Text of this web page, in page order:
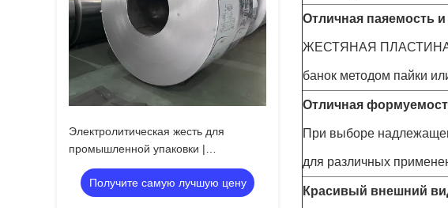
Электролитическая жесть для
промышленной упаковки |
Устойчивость к ржавчине
Получите самую лучшую цену
Отличная паяемость
ЖЕСТЯНАЯ ПЛАСТИНА
банок методом пайки
Отличная
При выборе
для различных
Красивый внешний